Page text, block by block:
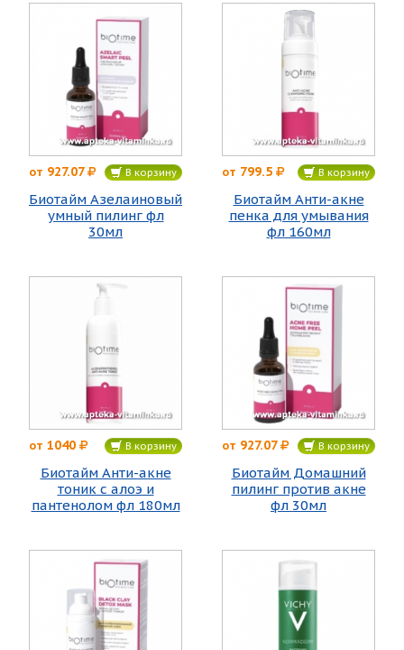
от 927.07 В корзину
Биотайм Азелаиновый
умный пилинг фл
30мл
от 799.5 В корзину
Биотайм Анти-акне
пенка для умывания
фл 160мл
от 1040 В корзину
Биотайм Анти-акне
тоник с алоэ и
пантенолом фл 180мл
от 927.07 В корзину
Биотайм Домашний
пилинг против акне
фл 30мл